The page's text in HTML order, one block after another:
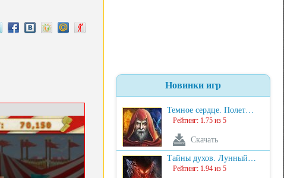
Новинки игр
Темное сердце. Полет…
Рейтинг: 1.75 из 5
Скачать
Тайны духов. Лунный…
Рейтинг: 1.94 из 5